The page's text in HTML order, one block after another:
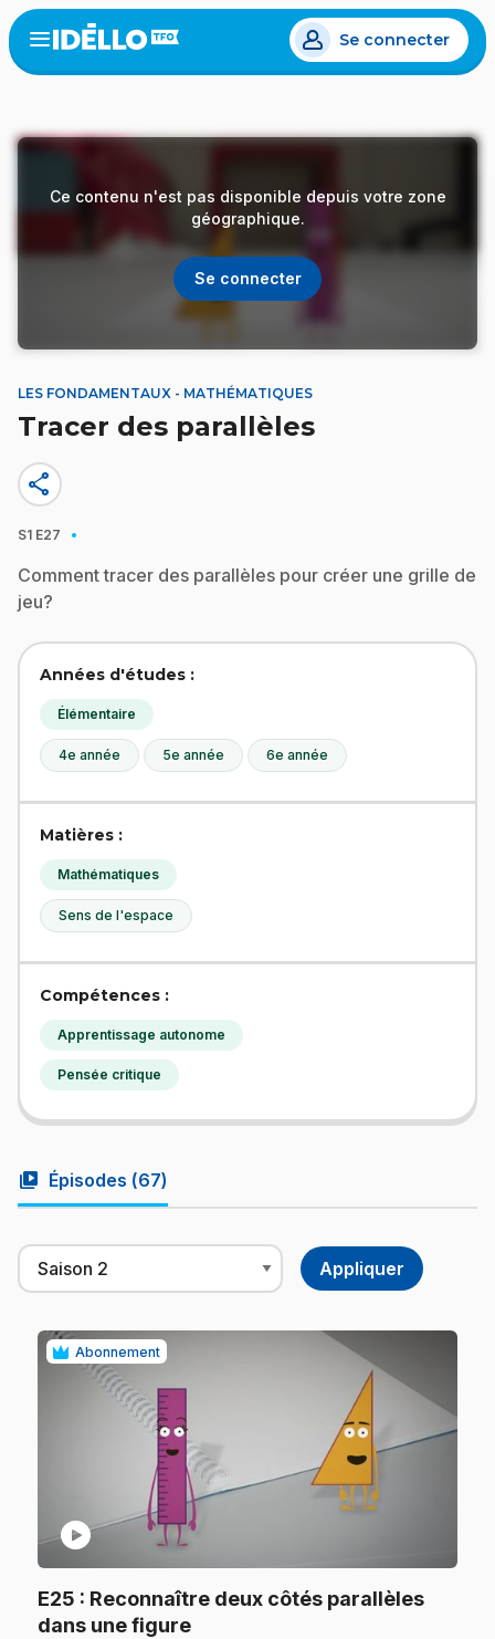
Aller
au
contenu
Open
menu
Se connecter
Ce contenu n'est pas disponible depuis votre zone
géographique.
Se connecter
LES FONDAMENTAUX - MATHÉMATIQUES
Tracer des parallèles
share
S1 E27 ·
Comment tracer des parallèles pour créer une grille de
jeu?
Années d'études :
Élémentaire
4e année 5e année 6e année
Matières :
Mathématiques
Sens de l'espace
Compétences :
Apprentissage autonome
Pensée critique
video_library Épisodes (67)
Abonnement
play_circle
E25 : Reconnaître deux côtés parallèles
dans une figure.